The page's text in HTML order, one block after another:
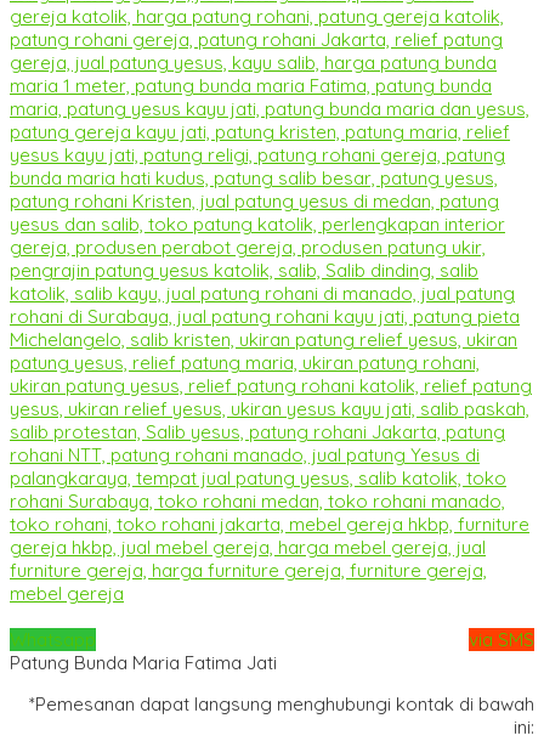
Whatsapp
via SMS
Patung Bunda Maria Fatima Jati
*Pemesanan dapat langsung menghubungi kontak di bawah
ini: